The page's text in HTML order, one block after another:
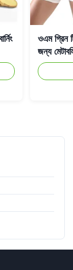
ওএম গ্রিন
জন্য